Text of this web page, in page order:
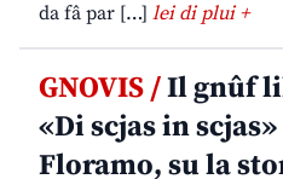
da fâ par […] lei di plui +
GNOVIS /Il gnûf
«Di scjas in
Floramo, su la